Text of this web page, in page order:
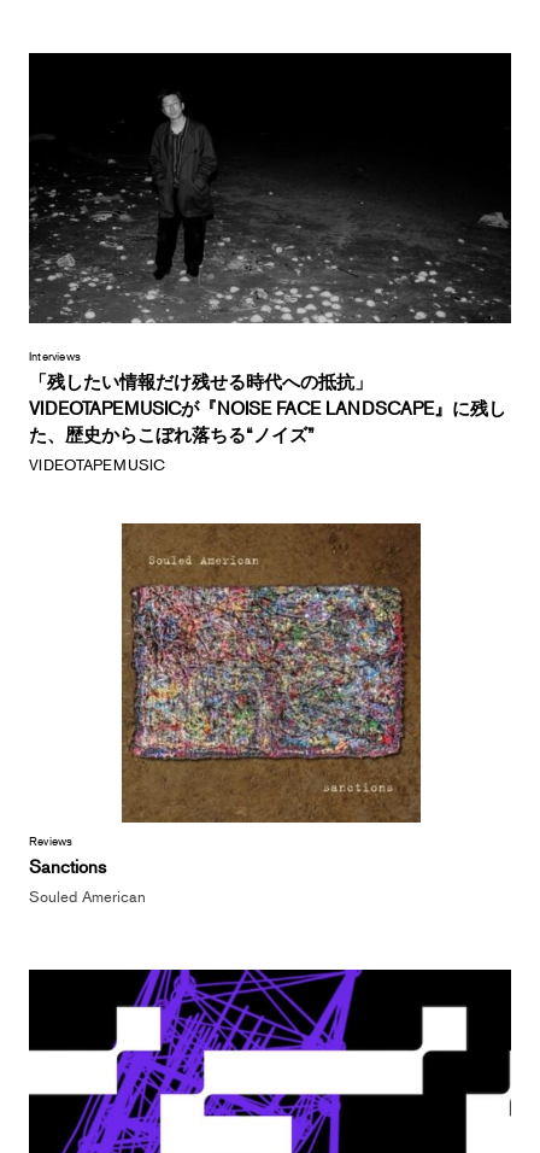
Interviews
「残したい情報だけ残せる時代への抵抗」
VIDEOTAPEMUSICが『NOISE FACE LANDSCAPE』に残し
た、歴史からこぼれ落ちる“ノイズ”
VIDEOTAPEMUSIC
Reviews
Sanctions
Souled American